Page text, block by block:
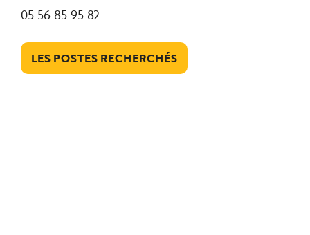
05 56 85 95 82
LES POSTES RECHERCHÉS